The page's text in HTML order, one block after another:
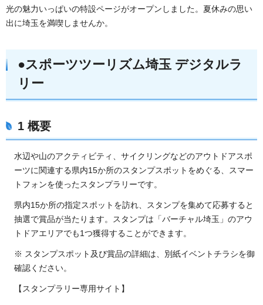
光の魅力いっぱいの特設ページがオープンしました。夏休みの思い
出に埼玉を満喫しませんか。
●スポーツツーリズム埼玉 デジタルラ
リー
1 概要
水辺や山のアクティビティ、サイクリングなどのアウトドアスポ
ーツに関連する県内15か所のスタンプスポットをめぐる、スマー
トフォンを使ったスタンプラリーです。
県内15か所の指定スポットを訪れ、スタンプを集めて応募すると
抽選で賞品が当たります。スタンプは「バーチャル埼玉」のアウ
トドアエリアでも1つ獲得することができます。
※ スタンプスポット及び賞品の詳細は、別紙イベントチラシを御
確認ください。
【スタンプラリー専用サイト】